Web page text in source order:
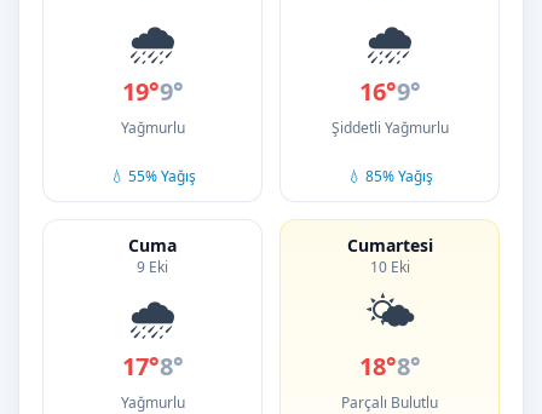
🌧️
19°9°
Yağmurlu
💧 55% Yağış
🌧️
16°9°
Şiddetli Yağmurlu
💧 85% Yağış
Cuma
9 Eki
🌧️
17°8°
Yağmurlu
Cumartesi
10 Eki
🌤️
18°8°
Parçalı Bulutlu